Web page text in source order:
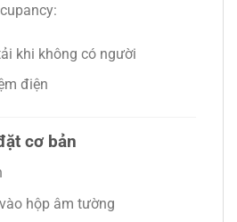
khi không có người
điện
cơ bản
hộp âm tường